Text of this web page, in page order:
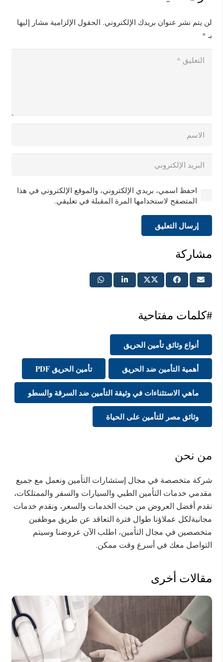
لن يتم نشر عنوان بريدك الإلكتروني. الحقول الإلزامية مشار إليها
بـ *
احفظ اسمي، بريدي الإلكتروني، والموقع الإلكتروني في هذا
المتصفح لاستخدامها المرة المقبلة في تعليقي.
إرسال التعليق
مشاركة
#كلمات مفتاحية
أنواع وثائق تأمين الحريق
أهمية التأمين ضد الحريق تأمين الحريق PDF
ماهي الاستثناءات في وثيقة التأمين ضد السرقة والسطو
وثائق مصر للتأمين على الحياة
من نحن
شركة متخصصة في مجال إستشارات التأمين ونعمل مع جميع
مقدمي خدمات التأمين الطبي والسيارات والسفر والممتلكات،
نقدم أفضل العروض من حيث الخدمات والسعر، ونقدم خدمات
مجانيةلكل عملاؤنا طوال فترة التعاقد عن طريق موظفين
متخصصين في مجال التأمين، اطلب الآن عروضنا وسيتم
التواصل معك في أسرع وقت ممكن.
مقالات أخرى